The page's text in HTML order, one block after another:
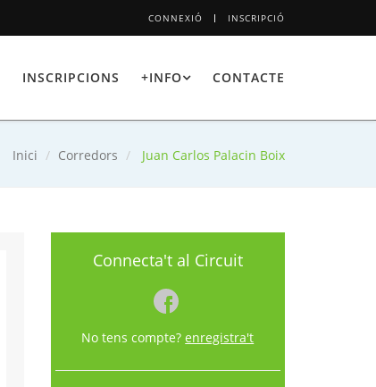
CONNEXIÓ INSCRIPCIÓ
INSCRIPCIONS +INFO CONTACTE
Inici Corredors Juan Carlos Palacin Boix
Connecta't al Circuit
No tens compte?enregistra't